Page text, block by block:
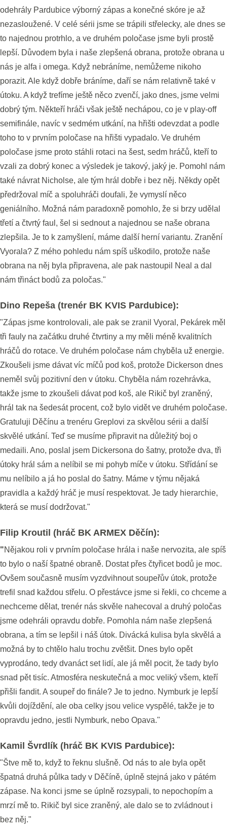
odehrály Pardubice výborný zápas a konečné skóre je až
nezasloužené. V celé sérii jsme se trápili střelecky, ale dnes se
to najednou protrhlo, a ve druhém poločase jsme byli prostě
lepší. Důvodem byla i naše zlepšená obrana, protože obrana u
nás je alfa i omega. Když nebráníme, nemůžeme nikoho
porazit. Ale když dobře bráníme, daří se nám relativně také v
útoku. A když trefíme ještě něco zvenčí, jako dnes, jsme velmi
dobrý tým. Někteří hráči však ještě nechápou, co je v play-off
semifinále, navíc v sedmém utkání, na hřišti odevzdat a podle
toho to v prvním poločase na hřišti vypadalo. Ve druhém
poločase jsme proto stáhli rotaci na šest, sedm hráčů, kteří to
vzali za dobrý konec a výsledek je takový, jaký je. Pomohl nám
také návrat Nicholse, ale tým hrál dobře i bez něj. Někdy opět
předržoval míč a spoluhráči doufali, že vymyslí něco
geniálního. Možná nám paradoxně pomohlo, že si brzy udělal
třetí a čtvrtý faul, šel si sednout a najednou se naše obrana
zlepšila. Je to k zamyšlení, máme další herní variantu. Zranění
Vyorala? Z mého pohledu nám spíš uškodilo, protože naše
obrana na něj byla připravena, ale pak nastoupil Neal a dal
nám třináct bodů za poločas."
Dino Repeša (trenér BK KVIS Pardubice):
"Zápas jsme kontrolovali, ale pak se zranil Vyoral, Pekárek měl
tři fauly na začátku druhé čtvrtiny a my měli méně kvalitních
hráčů do rotace. Ve druhém poločase nám chyběla už energie.
Zkoušeli jsme dávat víc míčů pod koš, protože Dickerson dnes
neměl svůj pozitivní den v útoku. Chyběla nám rozehrávka,
takže jsme to zkoušeli dávat pod koš, ale Rikič byl zraněný,
hrál tak na šedesát procent, což bylo vidět ve druhém poločase.
Gratuluji Děčínu a trenéru Greplovi za skvělou sérii a další
skvělé utkání. Teď se musíme připravit na důležitý boj o
medaili. Ano, poslal jsem Dickersona do šatny, protože dva, tři
útoky hrál sám a nelíbil se mi pohyb míče v útoku. Střídání se
mu nelíbilo a já ho poslal do šatny. Máme v týmu nějaká
pravidla a každý hráč je musí respektovat. Je tady hierarchie,
která se musí dodržovat."
Filip Kroutil (hráč BK ARMEX Děčín):
"Nějakou roli v prvním poločase hrála i naše nervozita, ale spíš
to bylo o naší špatné obraně. Dostat přes čtyřicet bodů je moc.
Ovšem současně musím vyzdvihnout soupeřův útok, protože
trefil snad každou střelu. O přestávce jsme si řekli, co chceme a
nechceme dělat, trenér nás skvěle nahecoval a druhý poločas
jsme odehráli opravdu dobře. Pomohla nám naše zlepšená
obrana, a tím se lepšil i náš útok. Divácká kulisa byla skvělá a
možná by to chtělo halu trochu zvětšit. Dnes bylo opět
vyprodáno, tedy dvanáct set lidí, ale já měl pocit, že tady bylo
snad pět tisíc. Atmosféra neskutečná a moc veliký všem, kteří
přišli fandit. A soupeř do finále? Je to jedno. Nymburk je lepší
kvůli dojíždění, ale oba celky jsou velice vyspělé, takže je to
opravdu jedno, jestli Nymburk, nebo Opava."
Kamil Švrdlík (hráč BK KVIS Pardubice):
"Štve mě to, když to řeknu slušně. Od nás to ale byla opět
špatná druhá půlka tady v Děčíně, úplně stejná jako v pátém
zápase. Na konci jsme se úplně rozsypali, to nepochopím a
mrzí mě to. Rikič byl sice zraněný, ale dalo se to zvládnout i
bez něj."